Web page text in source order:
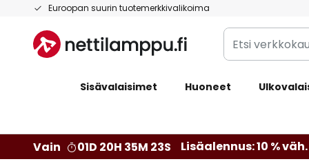
Euroopan suurin tuotemerkkivalikoima
Skip
Content
Etsi
verkkokaupan
Sisävalaisimet Huoneet
Vain 01D 20H 35M 22S Lisäalennus: 10 %